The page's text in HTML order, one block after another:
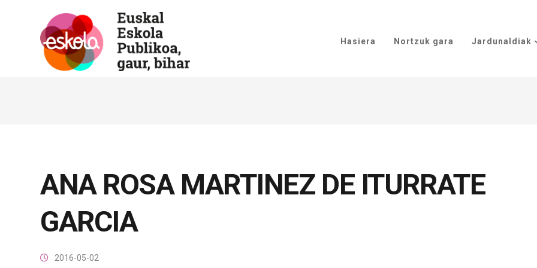
Hasiera Nortzuk gara Jardunaldiak
ANA ROSA MARTINEZ DE ITURRATE
GARCIA
2016-05-02